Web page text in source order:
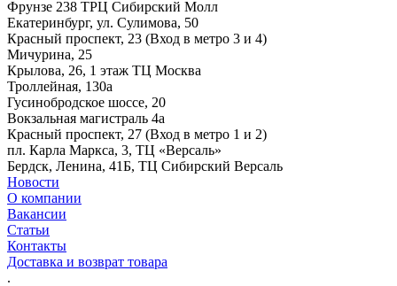
Фрунзе 238 ТРЦ Сибирский Молл
Екатеринбург, ул. Сулимова, 50
Красный проспект, 23 (Вход в метро 3 и 4)
Мичурина, 25
Крылова, 26, 1 этаж ТЦ Москва
Троллейная, 130а
Гусинобродское шоссе, 20
Вокзальная магистраль 4а
Красный проспект, 27 (Вход в метро 1 и 2)
пл. Карла Маркса, 3, ТЦ «Версаль»
Бердск, Ленина, 41Б, ТЦ Сибирский Версаль
Новости
О компании
Вакансии
Статьи
Контакты
Доставка и возврат товара
.